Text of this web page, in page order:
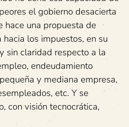
el gobierno desacierta
hace una propuesta de
los impuestos, en su
sin claridad respecto a la
endeudamiento
y mediana empresa,
etc. Y se
con visión tecnocrática,